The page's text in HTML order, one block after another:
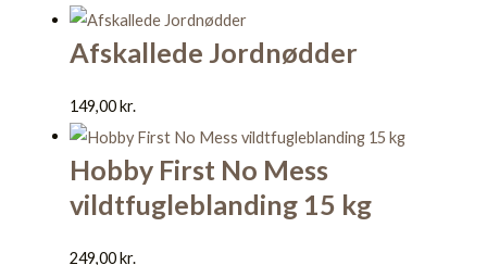
Afskallede Jordnødder
149,00kr.
Hobby First No Mess
vildtfugleblanding 15 kg
249,00kr.